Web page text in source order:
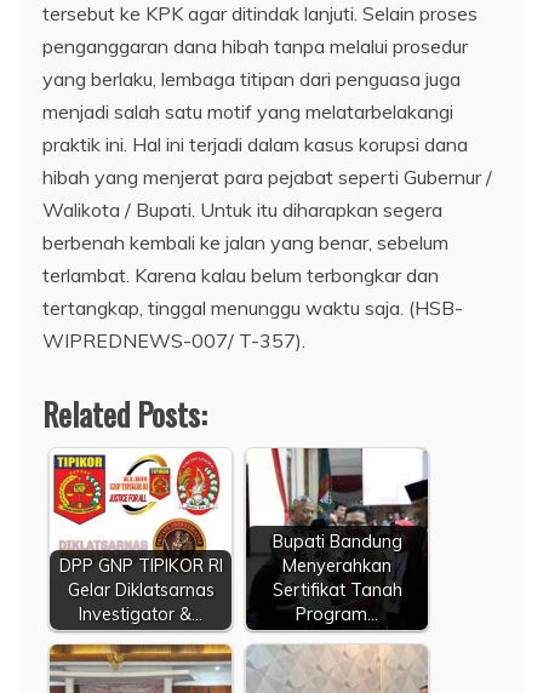
tersebut ke KPK agar ditindak lanjuti. Selain proses
penganggaran dana hibah tanpa melalui prosedur
yang berlaku, lembaga titipan dari penguasa juga
menjadi salah satu motif yang melatarbelakangi
praktik ini. Hal ini terjadi dalam kasus korupsi dana
hibah yang menjerat para pejabat seperti Gubernur /
Walikota / Bupati. Untuk itu diharapkan segera
berbenah kembali ke jalan yang benar, sebelum
terlambat. Karena kalau belum terbongkar dan
tertangkap, tinggal menunggu waktu saja. (HSB-
WIPREDNEWS-007/ T-357).
Related Posts:
DPP GNP TIPIKOR RI
Gelar Diklatsarnas
Investigator &…
Bupati Bandung
Menyerahkan
Sertifikat Tanah
Program…